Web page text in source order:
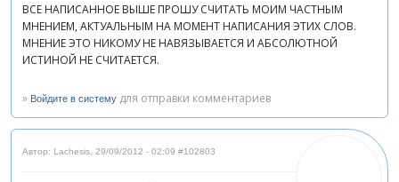
ВСЕ НАПИСАННОЕ ВЫШЕ ПРОШУ СЧИТАТЬ МОИМ ЧАСТНЫМ
МНЕНИЕМ, АКТУАЛЬНЫМ НА МОМЕНТ НАПИСАНИЯ ЭТИХ СЛОВ.
МНЕНИЕ ЭТО НИКОМУ НЕ НАВЯЗЫВАЕТСЯ И АБСОЛЮТНОЙ
ИСТИНОЙ НЕ СЧИТАЕТСЯ.
» Войдите в систему для отправки комментариев
Автор: Lachesis, 29/09/2012 - 02:09 #102803